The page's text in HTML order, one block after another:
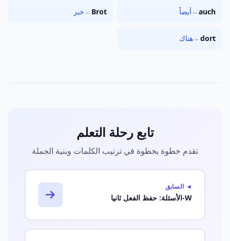
auch
← أيضاً Brot
← خبز
dort
←هناك
تابع رحلة التعلم
تقدم خطوة بخطوة في ترتيب الكلمات وبنية الجملة
◄ السابق
W-الأسئلة: حفظ الفعل ثانيا